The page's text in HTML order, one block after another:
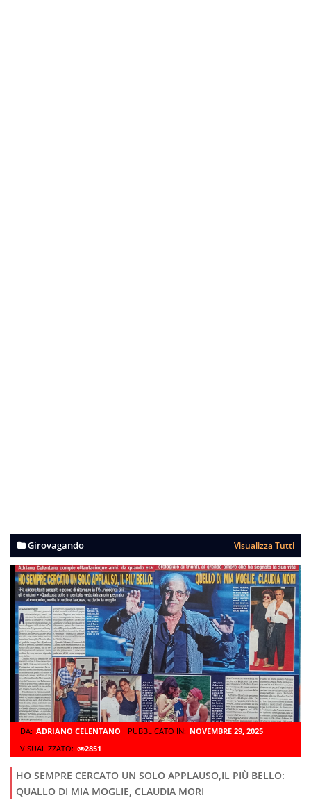
Girovagando Visualizza Tutti
DA: ADRIANO CELENTANO PUBBLICATO IN: NOVEMBRE 29, 2025
VISUALIZZATO:
2851
HO SEMPRE CERCATO UN SOLO APPLAUSO,IL PIÙ BELLO:
QUALLO DI MIA MOGLIE, CLAUDIA MORI